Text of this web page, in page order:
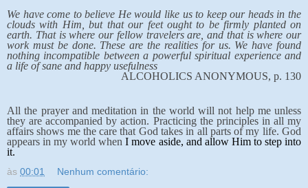
We have come to believe He would like us to keep our heads in the
clouds with Him, but that our feet ought to be firmly planted on
earth. That is where our fellow travelers are, and that is where our
work must be done. These are the realities for us. We have found
nothing incompatible between a powerful spiritual experience and
a life of sane and happy usefulness
ALCOHOLICS ANONYMOUS, p. 130
All the prayer and meditation in the world will not help me unless
they are accompanied by action. Practicing the principles in all my
affairs shows me the care that God takes in all parts of my life. God
appears in my world whenI move aside, and allow Him to step into
it.
às 00:01 Nenhum comentário: